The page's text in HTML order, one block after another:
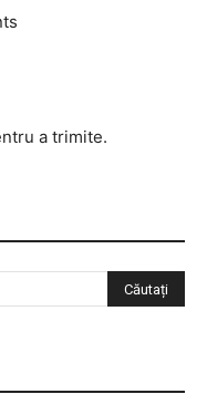
a trimite.